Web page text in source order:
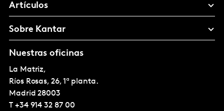
Artículos
Sobre Kantar
Nuestras oficinas
La Matriz,
Ríos Rosas, 26, 1ª planta.
Madrid 28003
T +34 914 32 87 00